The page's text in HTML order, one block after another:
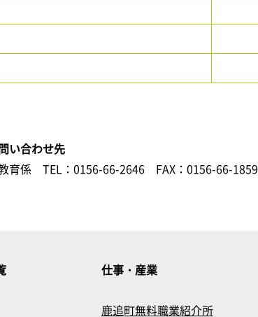
い合わせ先
育係
TEL：0156-66-2646 FAX：0156-66-1859
仕事・産業
鹿追町無料職業紹介所